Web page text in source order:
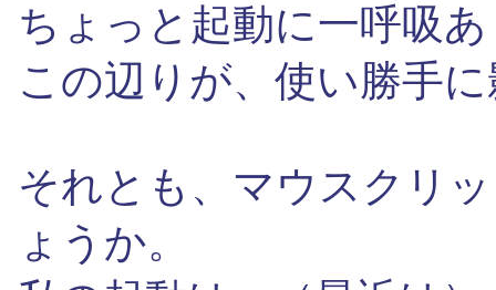
ちょっと起動に一呼吸
この辺りが、使い勝手
それとも、マウスクリ
ょうか。